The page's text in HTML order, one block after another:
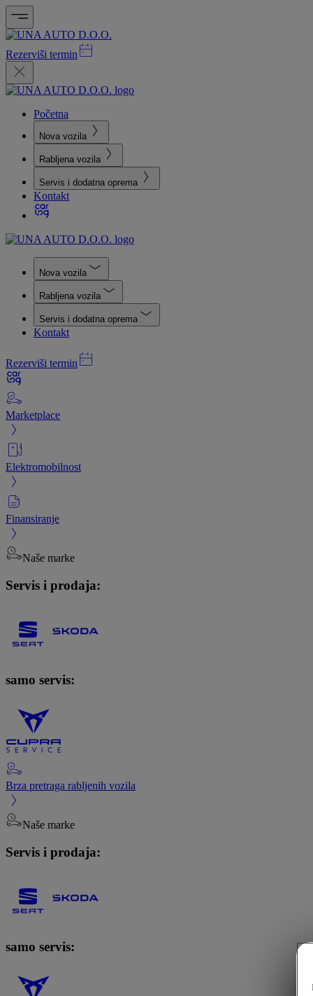
Rezerviši termin
Početna
Nova vozila
Rabljena vozila
Servis i dodatna oprema
Kontakt
Nova vozila
Rabljena vozila
Servis i dodatna oprema
Kontakt
Rezerviši termin
Marketplace
Elektromobilnost
Finansiranje
Naše marke
Servis i prodaja:
samo servis:
Brza pretraga rabljenih vozila
Naše marke
Servis i prodaja:
samo servis: